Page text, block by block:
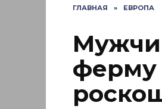
ГЛАВНАЯ » ЕВРОПА
ферму